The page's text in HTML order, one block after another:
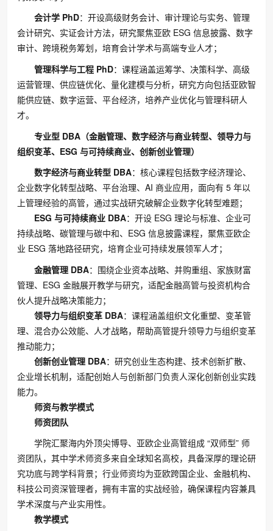
会计学 PhD：开设高级财务会计、审计理论与实务、管理
会计研究、实证会计方法，研究聚焦亚欧 ESG 信息披露、数字
审计、跨境税务筹划，培育会计学术与高端专业人才；
管理科学与工程 PhD：课程涵盖运筹学、决策科学、高级
运营管理、供应链优化、量化建模与分析，研究方向包括亚欧智
能供应链、数字运营、平台经济，培养产业优化与管理科研人
才。
专业型 DBA（金融管理、数字经济与商业转型、领导力与
组织变革、ESG 与可持续商业、创新创业管理）
数字经济与商业转型 DBA：核心课程包括数字经济理论、
企业数字化转型战略、平台治理、AI 商业应用，面向有 5 年以
上管理经验的高管，通过实战研究破解企业数字化转型难题；
ESG 与可持续商业 DBA：开设 ESG 理论与标准、企业可
持续战略、碳管理与碳中和、ESG 信息披露课程，聚焦亚欧企
业 ESG 落地路径研究，培育企业可持续发展领军人才；
金融管理 DBA：围绕企业资本战略、并购重组、家族财富
管理、ESG 金融展开教学与研究，适配金融高管与投资机构合
伙人提升战略决策能力；
领导力与组织变革 DBA：课程涵盖组织文化重塑、变革管
理、混合办公效能、人才战略，帮助高管提升领导力与组织变革
推动能力；
创新创业管理 DBA：研究创业生态构建、技术创新扩散、
企业增长机制，适配创始人与创新部门负责人深化创新创业实践
能力。
师资与教学模式
师资团队
学院汇聚海内外顶尖博导、亚欧企业高管组成 “双师型” 师
资团队，其中学术师资多来自全球知名高校，具备深厚的理论研
究功底与跨学科背景；行业师资均为亚欧跨国企业、金融机构、
科技公司资深管理者，拥有丰富的实战经验，确保课程内容兼具
学术深度与产业实用性。
教学模式